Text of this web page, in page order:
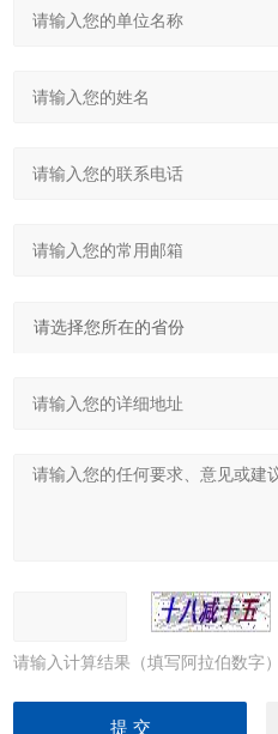
请输入计算结果（填写阿拉伯数字